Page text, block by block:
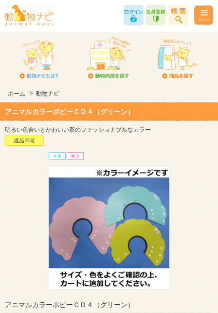
ホーム > 動物ナビ
アニマルカラーポピーＣＤ４（グリーン）
明るい色合いとかわいい形のファッショナブルなカラー
アニマルカラーポピーＣＤ４（グリーン）